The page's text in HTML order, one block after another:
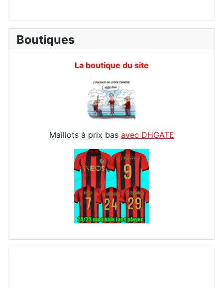
Boutiques
La boutique du site
Maillots à prix bas avec DHGATE